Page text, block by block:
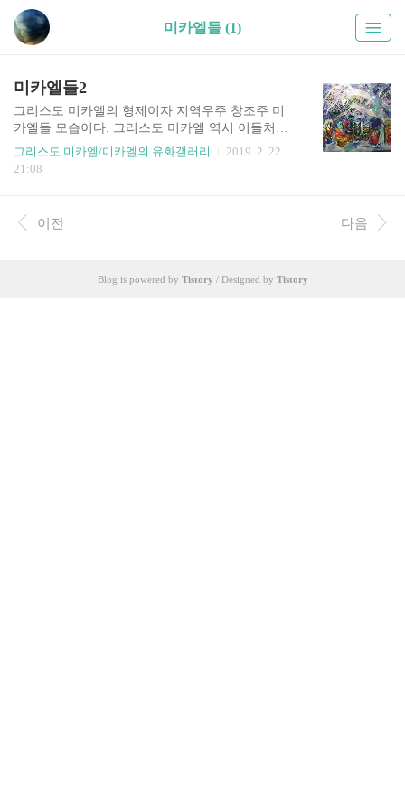
미카엘들 (1)
미카엘들2
그리스도 미카엘의 형제이자 지역우주 창조주 미
카엘들 모습이다. 그리스도 미카엘 역시 이들처럼
귀여운 송아지 모습인데 내 정신체(에고)는 영혼을
따라가 천상에서 이들을 만난 적이 있다. 지역우주
그리스도 미카엘/미카엘의 유화갤러리
2019. 2. 22.
21:08
이전 다음
Blog is powered by Tistory / Designed by Tistory